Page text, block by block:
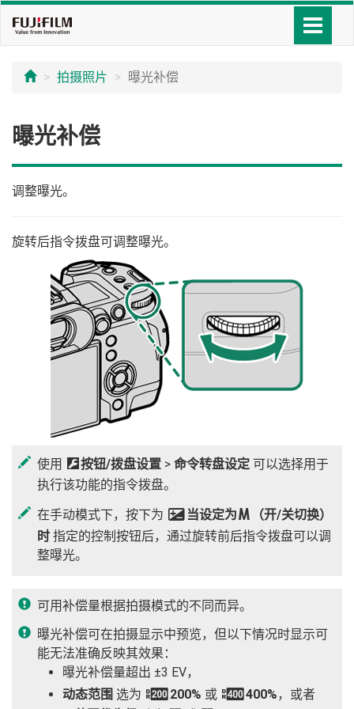
拍摄照片 曝光补偿
曝光补偿
调整曝光。
旋转后指令拨盘可调整曝光。
使用 D 按钮/拨盘设置 > 命令转盘设定 可以选择用于
执行该功能的指令拨盘。
在手动模式下，按下为 d当设定为B
（开/关切换）
时 指定的控制按钮后，通过旋转前后指令拨盘可以调
整曝光。
可用补偿量根据拍摄模式的不同而异。
曝光补偿可在拍摄显示中预览，但以下情况时显示可
能无法准确反映其效果：
曝光补偿量超出 ±3 EV，
动态范围 选为 W 200% 或 X400%，或者